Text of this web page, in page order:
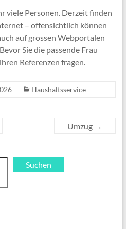
viele Personen. Derzeit finden
– offensichtlich können
auf grossen Webportalen
Sie die passende Frau
Referenzen fragen.
Haushaltsservice
Umzug →
Suchen